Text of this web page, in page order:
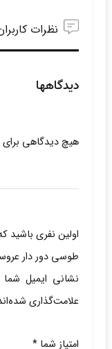
نظرات
دیدگاهها
هیچ دیدگاهی
اولین نفری باشید
طوسی دور دار
نشانی ایمیل
علامت‌گذاری
امتیاز شما *